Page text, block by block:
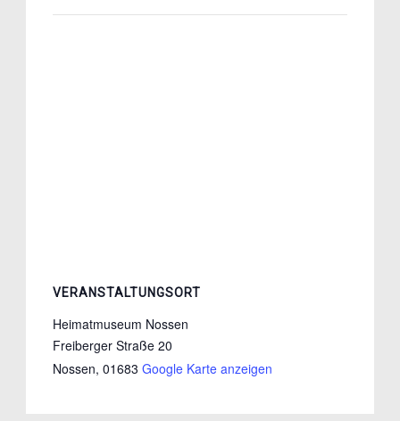
VERANSTALTUNGSORT
Heimatmuseum Nossen
Freiberger Straße 20
Nossen, 01683 Google Karte anzeigen